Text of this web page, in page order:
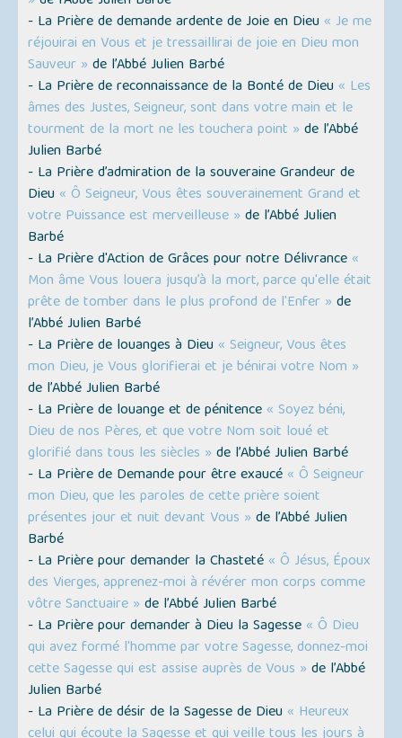
- La Prière de demande ardente de Joie en Dieu « Je me
réjouirai en Vous et je tressaillirai de joie en Dieu mon
Sauveur » de l’Abbé Julien Barbé
- La Prière de reconnaissance de la Bonté de Dieu « Les
âmes des Justes, Seigneur, sont dans votre main et le
tourment de la mort ne les touchera point » de l’Abbé
Julien Barbé
- La Prière d’admiration de la souveraine Grandeur de
Dieu « Ô Seigneur, Vous êtes souverainement Grand et
votre Puissance est merveilleuse » de l’Abbé Julien
Barbé
- La Prière d'Action de Grâces pour notre Délivrance «
Mon âme Vous louera jusqu’à la mort, parce qu'elle était
prête de tomber dans le plus profond de l'Enfer » de
l’Abbé Julien Barbé
- La Prière de louanges à Dieu « Seigneur, Vous êtes
mon Dieu, je Vous glorifierai et je bénirai votre Nom »
de l’Abbé Julien Barbé
- La Prière de louange et de pénitence « Soyez béni,
Dieu de nos Pères, et que votre Nom soit loué et
glorifié dans tous les siècles » de l’Abbé Julien Barbé
- La Prière de Demande pour être exaucé « Ô Seigneur
mon Dieu, que les paroles de cette prière soient
présentes jour et nuit devant Vous » de l’Abbé Julien
Barbé
- La Prière pour demander la Chasteté « Ô Jésus, Époux
des Vierges, apprenez-moi à révérer mon corps comme
vôtre Sanctuaire » de l’Abbé Julien Barbé
- La Prière pour demander à Dieu la Sagesse « Ô Dieu
qui avez formé l'homme par votre Sagesse, donnez-moi
cette Sagesse qui est assise auprès de Vous » de l’Abbé
Julien Barbé
- La Prière de désir de la Sagesse de Dieu « Heureux